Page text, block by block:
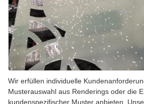
Wir erfüllen individuelle
Musterauswahl aus Renderings oder die
kundenspezifischer Muster anbieten.